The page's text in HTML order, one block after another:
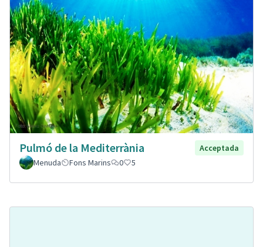
Pulmó de la Mediterrània
Acceptada
Menuda
Fons Marins 0 5